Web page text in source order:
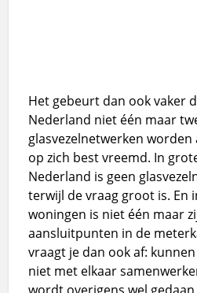
Het gebeurt dan ook vaker
Nederland niet één maar
glasvezelnetwerken worden
op zich best vreemd. In
Nederland is geen
terwijl de vraag groot is. En
woningen is niet één maar
aansluitpunten in de
vraagt je dan ook af:
niet met elkaar